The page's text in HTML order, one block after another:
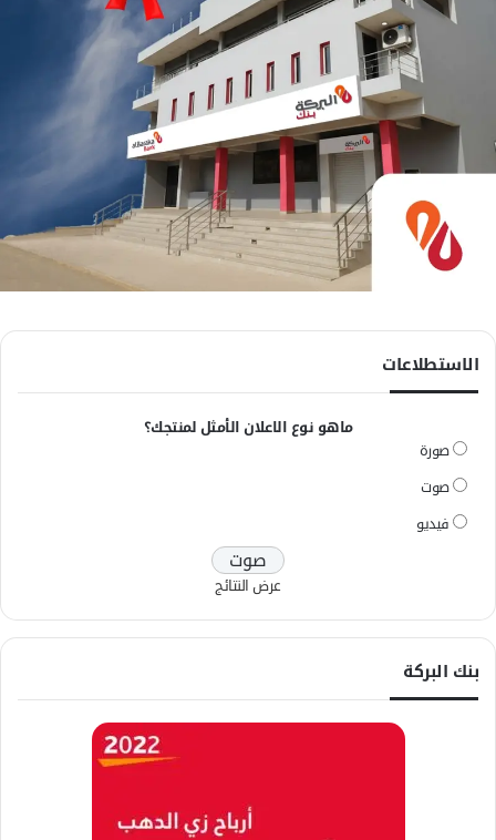
الاستطلاعات
ماهو نوع الاعلان الأمثل لمنتجك؟
صورة
صوت
فيديو
عرض النتائج
بنك البركة